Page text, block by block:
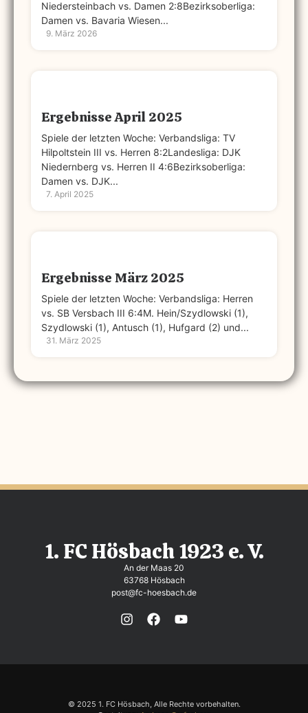
Niedersteinbach vs. Damen 2:8Bezirksoberliga:
Damen vs. Bavaria Wiesen...
9. März 2026
Ergebnisse April 2025
Spiele der letzten Woche: Verbandsliga: TV
Hilpoltstein III vs. Herren 8:2Landesliga: DJK
Niedernberg vs. Herren II 4:6Bezirksoberliga:
Damen vs. DJK...
7. April 2025
Ergebnisse März 2025
Spiele der letzten Woche: Verbandsliga: Herren
vs. SB Versbach III 6:4M. Hein/Szydlowski (1),
Szydlowski (1), Antusch (1), Hufgard (2) und...
31. März 2025
1. FC Hösbach 1923 e. V.
An der Maas 20
63768 Hösbach
post@fc-hoesbach.de
© 2025 1. FC Hösbach, Alle Rechte vorbehalten.